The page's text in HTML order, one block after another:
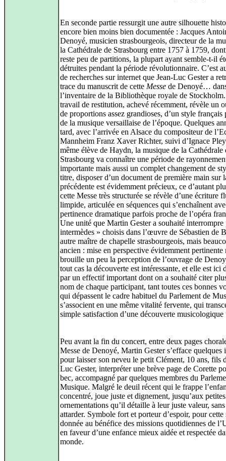
En seconde partie ressurgit une autre silhouette
encore bien moins bien documentée : Jacques
Denoyé, musicien strasbourgeois, directeur de la
la Cathédrale de Strasbourg entre 1757 à 1759,
reste peu de partitions, la plupart ayant semble-t-il
détruites pendant la période révolutionnaire. C’est
de recherches sur internet que Jean-Luc Gester a
trace du manuscrit de cette Messe de Denoyé…
l’inventaire de la Bibliothèque royale de
travail de restitution, achevé récemment, révèle un
de proportions assez grandioses, d’un style français
de la musique versaillaise de l’époque. Quelques
tard, avec l’arrivée en Alsace du compositeur de
Mannheim Franz Xaver Richter, suivi d’Ignace
même élève de Haydn, la musique de la Cathédrale
Strasbourg va connaître une période de
importante mais aussi un complet changement de
titre, disposer d’un document de première main sur
précédente est évidemment précieux, ce d’autant
cette Messe très structurée se révèle d’une écriture
limpide, articulée en séquences qui s’enchaînent
pertinence dramatique parfois proche de l’opéra
Une unité que Martin Gester a souhaité interrompre
intermèdes » choisis dans l’œuvre de Sébastien de
autre maître de chapelle strasbourgeois, mais
ancien : mise en perspective évidemment pertinente
brouille un peu la perception de l’ouvrage de
tout cas la découverte est intéressante, et elle est ici
par un effectif important dont on a souhaité citer
nom de chaque participant, tant toutes ces bonnes
qui dépassent le cadre habituel du Parlement de
s’associent en une même vitalité fervente, qui
simple satisfaction d’une découverte musicologique
Peu avant la fin du concert, entre deux pages
Messe de Denoyé, Martin Gester s’efface quelques
pour laisser son neveu le petit Clément, 10 ans, fils
Luc Gester, interpréter une brève page de Corette
bec, accompagné par quelques membres du
Musique. Malgré le deuil récent qui le frappe
concentré, joue juste et dignement, jusqu’aux petites
ornementations qu’il détaille à leur juste valeur, sans
attarder. Symbole fort et porteur d’espoir, pour cette
donnée au bénéfice des missions quotidiennes de
en faveur d’une enfance mieux aidée et respectée
monde.